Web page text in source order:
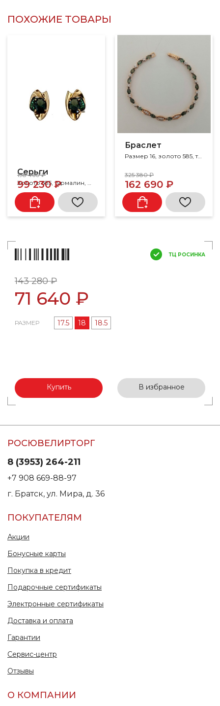
ПОХОЖИЕ ТОВАРЫ
Серьги
Золото 585, турмалин, фианит
198 460 ₽
99 230 ₽
Браслет
Размер 16, золото 585, турмалин, фианит
325 380 ₽
162 690 ₽
ТЦ РОСИНКА
143 280 ₽
71 640 ₽
РАЗМЕР 17.5 18 18.5
Купить В избранное
РОСЮВЕЛИРТОРГ
8 (3953) 264-211
+7 908 669-88-97
г. Братск, ул. Мира, д. 36
ПОКУПАТЕЛЯМ
Акции
Бонусные карты
Покупка в кредит
Подарочные сертификаты
Электронные сертификаты
Доставка и оплата
Гарантии
Сервис-центр
Отзывы
О КОМПАНИИ